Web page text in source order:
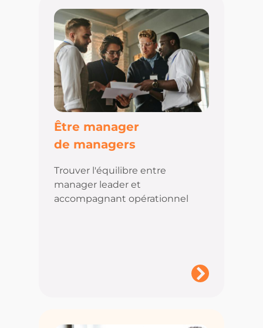
Être manager
de managers
Trouver l'équilibre entre
manager leader et
accompagnant opérationnel